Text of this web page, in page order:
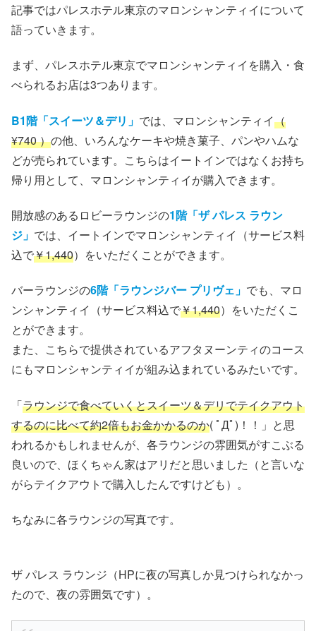
記事ではパレスホテル東京のマロンシャンティイについて
語っていきます。
まず、パレスホテル東京でマロンシャンティイを購入・食
べられるお店は3つあります。
B1階「スイーツ＆デリ」 では、マロンシャンティイ（
¥740 ）の他、いろんなケーキや焼き菓子、パンやハムな
どが売られています。こちらはイートインではなくお持ち
帰り用として、マロンシャンティイが購入できます。
開放感のあるロビーラウンジの1階「ザ パレス ラウン
ジ」 では、イートインでマロンシャンティイ（サービス料
込で￥1,440）をいただくことができます。
バーラウンジの6階「ラウンジバー プリヴェ」 でも、マロ
ンシャンティイ（サービス料込で￥1,440）をいただくこ
とができます。
また、こちらで提供されているアフタヌーンティのコース
にもマロンシャンティイが組み込まれているみたいです。
「ラウンジで食べていくとスイーツ＆デリでテイクアウト
するのに比べて約2倍もお金かかるのか( ﾟДﾟ)！！」と思
われるかもしれませんが、各ラウンジの雰囲気がすこぶる
良いので、ほくちゃん家はアリだと思いました（と言いな
がらテイクアウトで購入したんですけども）。
ちなみに各ラウンジの写真です。
ザ パレス ラウンジ（HPに夜の写真しか見つけられなかっ
たので、夜の雰囲気です）。